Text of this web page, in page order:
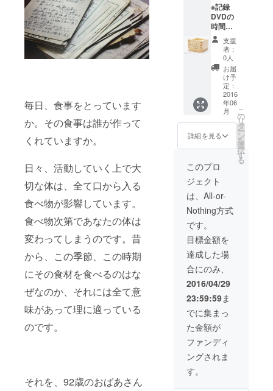
毎日、食事をとっています
か。その食事は誰が作って
くれていますか。
日々、活動していく上で大
切な体は、全て口から入る
食べ物が影響しています。
食べ物次第であなたの体は
変わってしまうのです。昔
から、この季節、この時期
にその食材を食べるのはな
ぜなのか、それには全て意
味があって理に適っている
のです。
それを、92歳のおばあさん
※記録
DVDの
時間は
15分程
度で
す。
支援
者：
0人
お届
け予
定：
2016
年06
月
詳細を見る
こ
の
リ
タ
ー
ン
を
選
択
す
る
このプロ
ジェクト
は、All-or-
Nothing方式
です。
目標金額を
達成した場
合にのみ、
2016/04/29
23:59:59ま
でに集まっ
た金額が
ファンディ
ングされま
す。